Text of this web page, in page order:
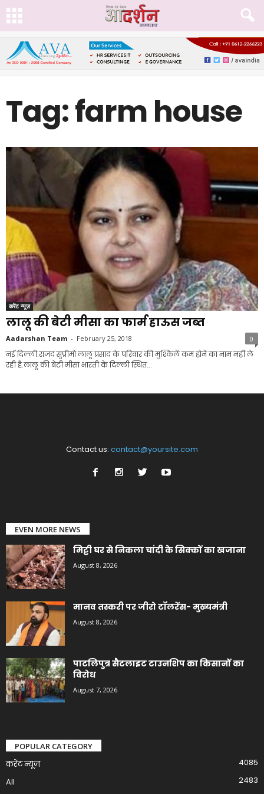
Tag: farm house
करेंट न्यूज़
लालू की बेटी मीसा का फार्म हाऊस जब्त
Aadarshan Team - February 25, 2018 0
नई दिल्ली.राजद सुप्रीमो लालू प्रसाद के परिवार की मुश्किलें कम होने का नाम नहीं ले
रही है.लालू की बेटी मीसा भारती के दिल्ली स्थित...
Contact us: contact@yoursite.com
EVEN MORE NEWS
मिट्टी घर से निकला चांदी के सिक्कों का खजाना
August 8, 2026
मानव तस्करी पर जीरो टॉलरेंस- मुख्यमंत्री
August 8, 2026
पाटलिपुत्र सैटलाइट टाउनशिप का किसानों का
विरोध
August 7, 2026
POPULAR CATEGORY
करेंट न्यूज़
4085
All
2483